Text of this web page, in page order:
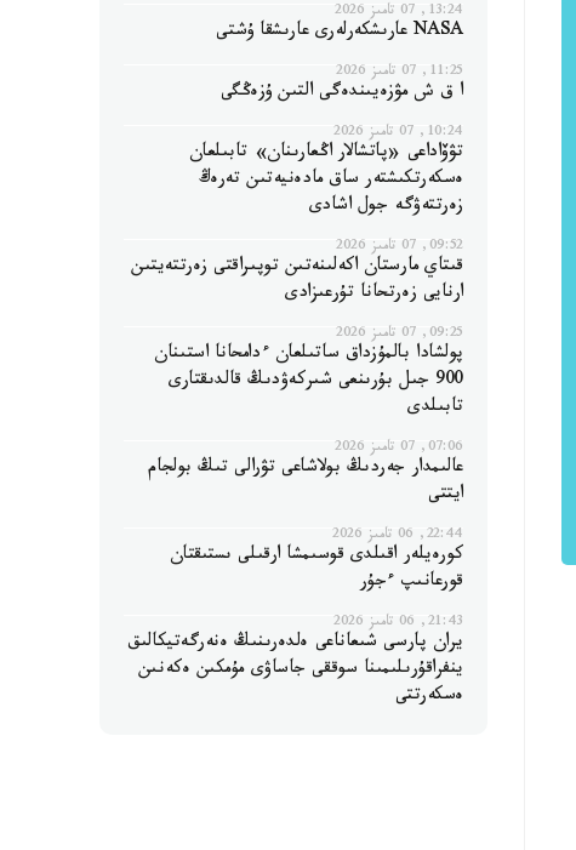
13:24, 07 تامىز 2026
NASA عارىشكەرلەرى عارىشقا ۇشتى
11:25, 07 تامىز 2026
ا ق ش مۋزەيىندەگى التىن ۇزەڭگى
10:24, 07 تامىز 2026
تۋۆاداعى «پاتشالار اڭعارىنان» تابىلعان
ەسكەرتكىشتەر ساق مادەنيەتىن تەرەڭ
زەرتتەۋگە جول اشادى
09:52, 07 تامىز 2026
قىتاي مارستان اكەلىنەتىن توپىراقتى زەرتتەيتىن
ارنايى زەرتحانا تۇرعىزادى
09:25, 07 تامىز 2026
پولشادا بالمۇزداق ساتىلعان ءدامحانا استىنان
900 جىل بۇرىنعى شىركەۋدىڭ قالدىقتارى
تابىلدى
07:06, 07 تامىز 2026
عالىمدار جەردىڭ بولاشاعى تۋرالى تىڭ بولجام
ايتتى
22:44, 06 تامىز 2026
كورەيلەر اقىلدى قوسىمشا ارقىلى ىستىقتان
قورعانىپ ءجۇر
21:43, 06 تامىز 2026
يران پارسى شىعاناعى ەلدەرىنىڭ ەنەرگەتيكالىق
ينفراقۇرىلىمىنا سوققى جاساۋى مۇمكىن ەكەنىن
ەسكەرتتى